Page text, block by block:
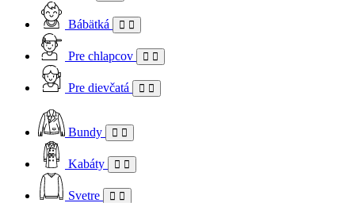
Bábätká
Pre chlapcov
Pre dievčatá
Bundy
Kabáty
Svetre